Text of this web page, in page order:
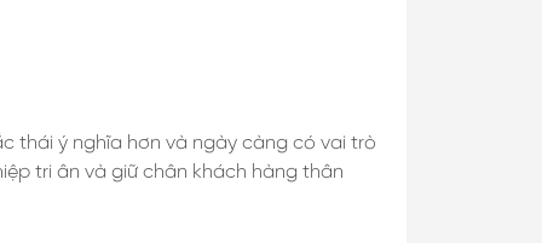
thái ý nghĩa hơn và ngày càng có vai trò
tri ân và giữ chân khách hàng thân